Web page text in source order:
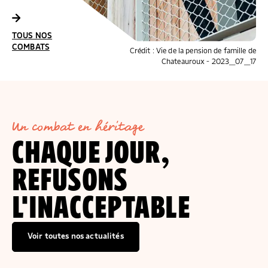
Crédit : Vie de la pension de famille de
Chateauroux - 2023_07_17
TOUS NOS
COMBATS
Crédit : Pierre Faure
TOUS NOS
Un combat en héritage
CHAQUE JOUR,
REFUSONS
L'INACCEPTABLE
Voir toutes nos actualités